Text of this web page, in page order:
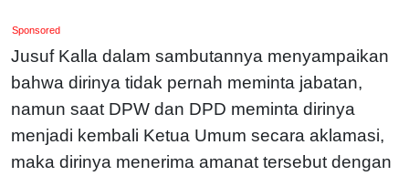
Sponsored
Jusuf Kalla dalam sambutannya menyampaikan
bahwa dirinya tidak pernah meminta jabatan,
namun saat DPW dan DPD meminta dirinya
menjadi kembali Ketua Umum secara aklamasi,
maka dirinya menerima amanat tersebut dengan